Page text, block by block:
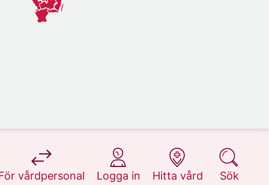
vårdpersonal
på 1177.se
Logga in
på 1177.se
Hitta vård
på 1177.se
Sök
på 1177.se